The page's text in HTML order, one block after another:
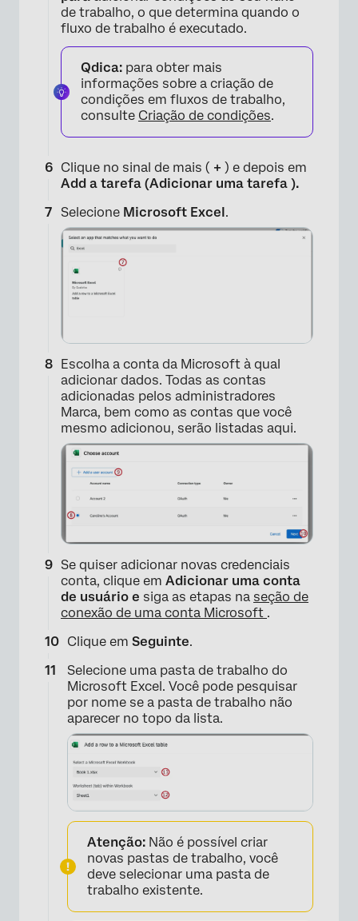
de trabalho, o que determina quando o
fluxo de trabalho é executado.
Qdica: para obter mais
informações sobre a criação de
condições em fluxos de trabalho,
consulte Criação de condições.
Clique no sinal de mais ( + ) e depois em
Add a tarefa (Adicionar uma tarefa ).
Selecione Microsoft Excel .
Escolha a conta da Microsoft à qual
adicionar dados. Todas as contas
adicionadas pelos administradores
Marca, bem como as contas que você
mesmo adicionou, serão listadas aqui.
Se quiser adicionar novas credenciais
conta, clique em Adicionar uma conta
de usuário e siga as etapas na seção de
conexão de uma conta Microsoft .
Clique em Seguinte.
Selecione uma pasta de trabalho do
Microsoft Excel. Você pode pesquisar
por nome se a pasta de trabalho não
aparecer no topo da lista.
Atenção: Não é possível criar
novas pastas de trabalho, você
deve selecionar uma pasta de
trabalho existente.